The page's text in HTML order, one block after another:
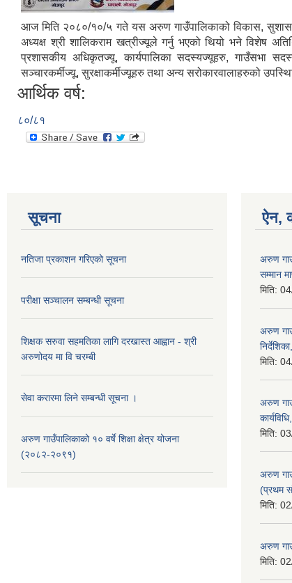
आज मिति २०८०/१०/५ गते यस अरुण गाउँपालिकाको विकास,
अध्यक्ष श्री शालिकराम खत्रीज्यूले गर्नु भएको थियो भने विशेष
प्रशासकीय अधिकृतज्यू, कार्यपालिका सदस्यज्यूहरु, गाउँसभा
सञ्चारकर्मीज्यू, सुरक्षाकर्मीज्यूहरु तथा अन्य सरोकारवालाहरुको
आर्थिक वर्ष:
८०/८१
सूचना
नतिजा प्रकाशन गरिएको सूचना
परीक्षा सञ्चालन सम्बन्धी सूचना
शिक्षक सरुवा सहमतिका लागि दरखास्त आह्वान - श्री
अरुणोदय मा वि चरम्बी
सेवा करारमा लिने सम्बन्धी सूचना ।
अरुण गाउँपालिकाको १० वर्षे शिक्षा क्षेत्र योजना
(२०८२-२०९१)
ऐन,
अरुण
सम्मान
मिति:
अरुण
मिति:
अरुण
मिति:
अरुण
(प्रथम
मिति:
अरुण
मिति: